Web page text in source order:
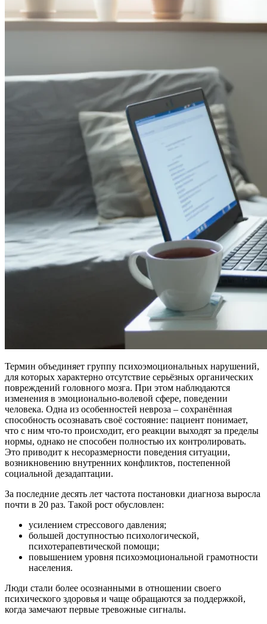
Термин объединяет группу психоэмоциональных нарушений,
для которых характерно отсутствие серьёзных органических
повреждений головного мозга. При этом наблюдаются
изменения в эмоционально-волевой сфере, поведении
человека. Одна из особенностей невроза – сохранённая
способность осознавать своё состояние: пациент понимает,
что с ним что-то происходит, его реакции выходят за пределы
нормы, однако не способен полностью их контролировать.
Это приводит к несоразмерности поведения ситуации,
возникновению внутренних конфликтов, постепенной
социальной дезадаптации.
За последние десять лет частота постановки диагноза выросла
почти в 20 раз. Такой рост обусловлен:
усилением стрессового давления;
большей доступностью психологической,
психотерапевтической помощи;
повышением уровня психоэмоциональной грамотности
населения.
Люди стали более осознанными в отношении своего
психического здоровья и чаще обращаются за поддержкой,
когда замечают первые тревожные сигналы.